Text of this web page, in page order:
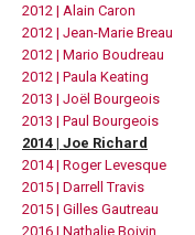
2012 | Alain Caron
2012 | Jean-Marie Breau
2012 | Mario Boudreau
2012 | Paula Keating
2013 | Joël Bourgeois
2013 | Paul Bourgeois
2014 | Joe Richard
2014 | Roger Levesque
2015 | Darrell Travis
2015 | Gilles Gautreau
2016 | Nathalie Boivin